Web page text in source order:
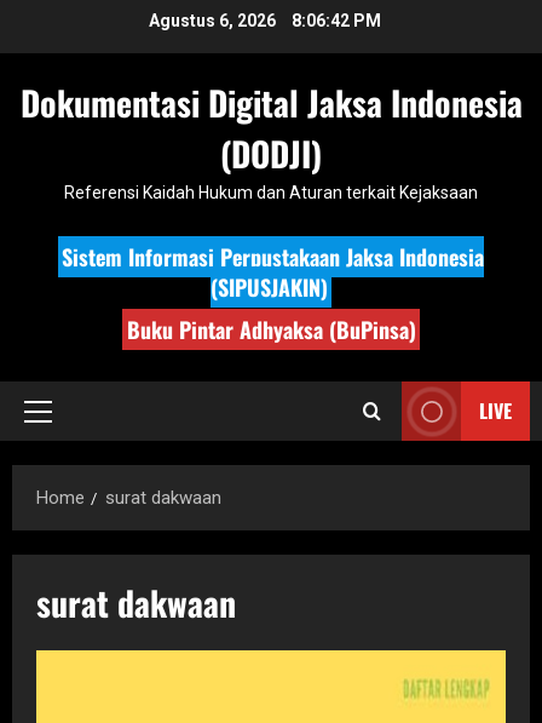
Agustus 6, 2026 8:06:43 PM
Dokumentasi Digital Jaksa Indonesia
(DODJI)
Referensi Kaidah Hukum dan Aturan terkait Kejaksaan
Sistem Informasi Perpustakaan Jaksa Indonesia
(SIPUSJAKIN)
Buku Pintar Adhyaksa (BuPinsa)
Primary
LIVE
Home surat dakwaan
surat dakwaan